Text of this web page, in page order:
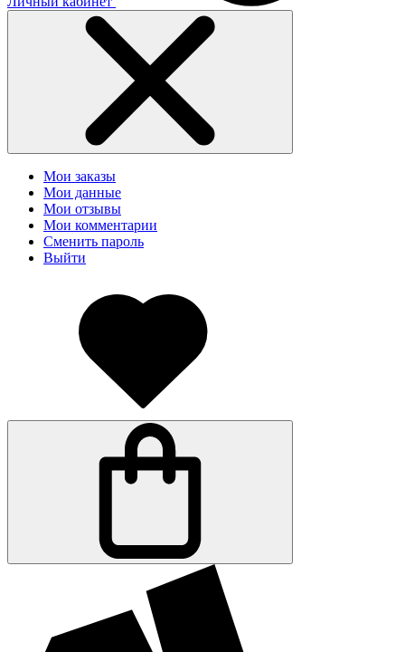
Мои заказы
Мои данные
Мои отзывы
Мои комментарии
Сменить пароль
Выйти